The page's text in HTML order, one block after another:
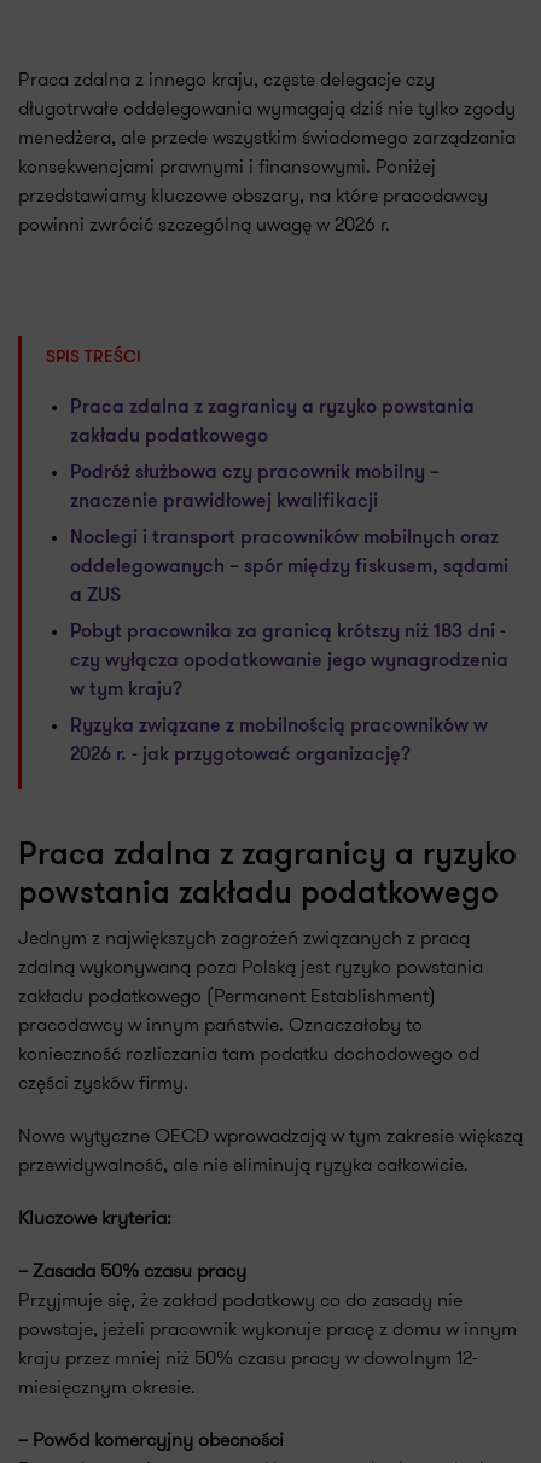
Praca zdalna z innego kraju, częste delegacje czy
długotrwałe oddelegowania wymagają dziś nie tylko zgody
menedżera, ale przede wszystkim świadomego zarządzania
konsekwencjami prawnymi i finansowymi. Poniżej
przedstawiamy kluczowe obszary, na które pracodawcy
powinni zwrócić szczególną uwagę w 2026 r.
SPIS TREŚCI
Praca zdalna z zagranicy a ryzyko powstania
zakładu podatkowego
Podróż służbowa czy pracownik mobilny –
znaczenie prawidłowej kwalifikacji
Noclegi i transport pracowników mobilnych oraz
oddelegowanych – spór między fiskusem, sądami
a ZUS
Pobyt pracownika za granicą krótszy niż 183 dni -
czy wyłącza opodatkowanie jego wynagrodzenia
w tym kraju?
Ryzyka związane z mobilnością pracowników w
2026 r. - jak przygotować organizację?
Praca zdalna z zagranicy a ryzyko
powstania zakładu podatkowego
Jednym z największych zagrożeń związanych z pracą
zdalną wykonywaną poza Polską jest ryzyko powstania
zakładu podatkowego (Permanent Establishment)
pracodawcy w innym państwie. Oznaczałoby to
konieczność rozliczania tam podatku dochodowego od
części zysków firmy.
Nowe wytyczne OECD wprowadzają w tym zakresie większą
przewidywalność, ale nie eliminują ryzyka całkowicie.
Kluczowe kryteria:
– Zasada 50% czasu pracy
Przyjmuje się, że zakład podatkowy co do zasady nie
powstaje, jeżeli pracownik wykonuje pracę z domu w innym
kraju przez mniej niż 50% czasu pracy w dowolnym 12-
miesięcznym okresie.
– Powód komercyjny obecności